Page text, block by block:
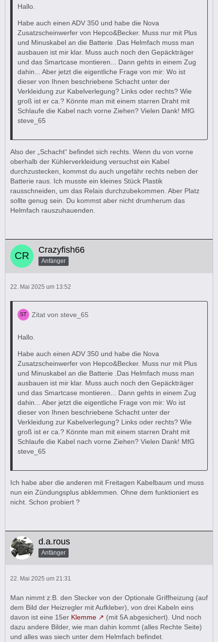
Hallo.
Habe auch einen ADV 350 und habe die Nova
Zusatzscheinwerfer von Hepco&Becker. Muss nur mit Plus
und Minuskabel an die Batterie .Das Helmfach muss man
ausbauen ist mir klar. Muss auch noch den Gepäckträger
und das Smartcase montieren... Dann gehts in einem Zug
dahin... Aber jetzt die eigentliche Frage von mir: Wo ist
dieser von Ihnen beschriebene Schacht unter der
Verkleidung zur Kabelverlegung? Links oder rechts? Wie
groß ist er ca.? Könnte man mit einem starren Draht mit
Schlaufe die Kabel nach vorne Ziehen? Vielen Dank! MfG
steve_65
Also der „Schacht“ befindet sich rechts. Wenn du von vorne
oberhalb der Kühlerverkleidung versuchst ein Kabel
durchzustecken, kommst du auch ungefähr rechts neben der
Batterie raus. Ich musste ein kleines Stück Plastik
rausschneiden, um das Relais durchzubekommen. Aber Platz
sollte genug sein. Du kommst aber nicht drumherum das
Helmfach rauszuhauenden.
Crazyfish66
Anfänger
22. Mai 2025 um 13:52
Zitat von steve_65
Hallo.
Habe auch einen ADV 350 und habe die Nova
Zusatzscheinwerfer von Hepco&Becker. Muss nur mit Plus
und Minuskabel an die Batterie .Das Helmfach muss man
ausbauen ist mir klar. Muss auch noch den Gepäckträger
und das Smartcase montieren... Dann gehts in einem Zug
dahin... Aber jetzt die eigentliche Frage von mir: Wo ist
dieser von Ihnen beschriebene Schacht unter der
Verkleidung zur Kabelverlegung? Links oder rechts? Wie
groß ist er ca.? Könnte man mit einem starren Draht mit
Schlaufe die Kabel nach vorne Ziehen? Vielen Dank! MfG
steve_65
Ich habe aber die anderen mit Freitagen Kabelbaum und muss
nun ein Zündungsplus abklemmen. Ohne dem funktioniert es
nicht. Schon probiert ?
d.a.rous
Anfänger
22. Mai 2025 um 21:31
Man nimmt z:B. den Stecker von der Optionale Griffheizung (auf
dem Bild der Heizregler mit Aufkleber), von drei Kabeln eins
davon ist eine 15er Klemme
(mit 5A abgesichert). Und noch
dazu andere Bilder, wie man dahin kommt (alles Rechte Seite)
und alles was siech unter dem Helmfach befindet.